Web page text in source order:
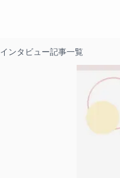
インタビュー記事一覧